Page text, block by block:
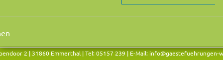
2 | 31860 Emmerthal | Tel: 05157 239 | E-Mail:info@gaestefuehrungen-